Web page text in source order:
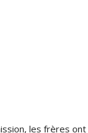
les frères